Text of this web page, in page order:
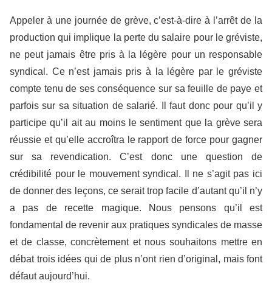
Appeler à une journée de grève, c’est-à-dire à l’arrêt de la
production qui implique la perte du salaire pour le gréviste,
ne peut jamais être pris à la légère pour un responsable
syndical. Ce n’est jamais pris à la légère par le gréviste
compte tenu de ses conséquence sur sa feuille de paye et
parfois sur sa situation de salarié. Il faut donc pour qu’il y
participe qu’il ait au moins le sentiment que la grève sera
réussie et qu’elle accroîtra le rapport de force pour gagner
sur sa revendication. C’est donc une question de
crédibilité pour le mouvement syndical. Il ne s’agit pas ici
de donner des leçons, ce serait trop facile d’autant qu’il n’y
a pas de recette magique. Nous pensons qu’il est
fondamental de revenir aux pratiques syndicales de masse
et de classe, concrètement et nous souhaitons mettre en
débat trois idées qui de plus n’ont rien d’original, mais font
défaut aujourd’hui.